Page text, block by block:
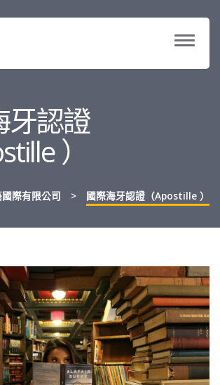
牙認證
）
國際有限公司 > 國際海牙認證（Apostille ）